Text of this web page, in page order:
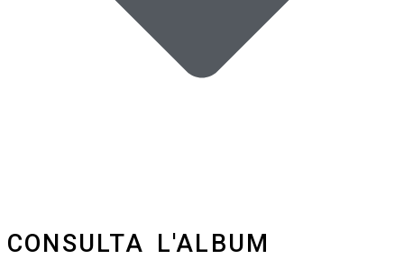
CONSULTA L'ALBUM